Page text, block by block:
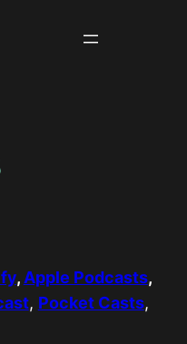
, Apple Podcasts,
, Pocket Casts,